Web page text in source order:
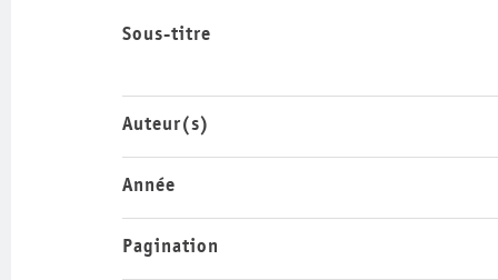
Sous-titre
Auteur(s)
Année
Pagination